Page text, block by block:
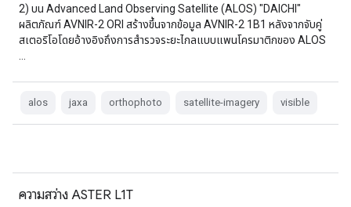
2) บน Advanced Land Observing Satellite (ALOS) "DAICHI"
ผลิตภัณฑ์ AVNIR-2 ORI สร้างขึ้นจากข้อมูล AVNIR-2 1B1 หลังจากจับคู่
สเตอริโอโดยอ้างอิงถึงการสำรวจระยะไกลแบบแพนโครมาติกของ ALOS
alos jaxa orthophoto satellite-imagery visible
ความสว่าง ASTER L1T